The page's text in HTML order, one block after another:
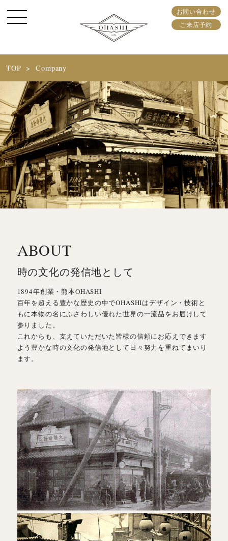
お問い合わせ
ご来店予約
TOP Company
ABOUT
時の文化の発信地として
1894年創業・熊本OHASHI
百年を超える豊かな歴史の中でOHASHIはデザイン・技術と
もに本物の名にふさわしい優れた世界の一流品をお届けして
参りました。
これからも、支えていただいた皆様の信頼にお応えできます
よう豊かな時の文化の発信地として日々努力を重ねてまいり
ます。